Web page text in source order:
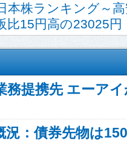
本株ランキング～
比15円高の23025円
務提携先 エーア
況：債券先物は